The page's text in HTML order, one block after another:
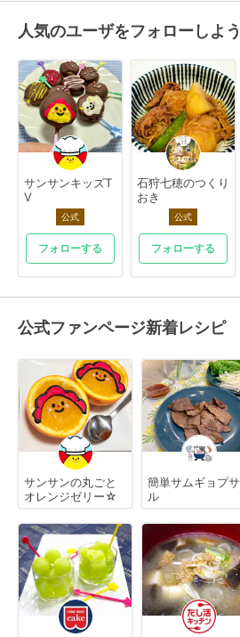
人気のユーザをフォローしよう
サンサンキッズT
V
公式
フォローする
石狩七穂のつくり
おき
公式
フォローする
公式ファンページ新着レシピ
サンサンの丸ごと
オレンジゼリー☆
簡単サムギョプサ
ル